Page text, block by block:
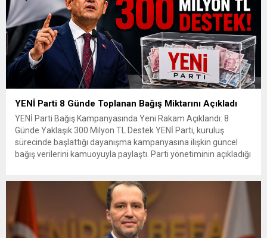
YENİ Parti 8 Günde Toplanan Bağış Miktarını Açıkladı
YENİ Parti Bağış Kampanyasında Yeni Rakam Açıklandı: 8
Günde Yaklaşık 300 Milyon TL Destek YENİ Parti, kuruluş
sürecinde başlattığı dayanışma kampanyasına ilişkin güncel
bağış verilerini kamuoyuyla paylaştı. Parti yönetiminin açıkladığı
binlerce vatandaşın destek verdiği belirtilirken,...